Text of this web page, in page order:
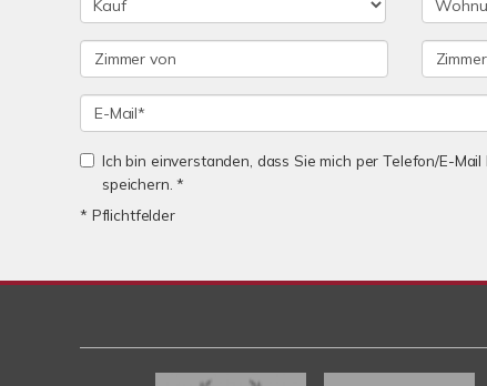
Ich bin einverstanden, dass Sie mich per Telefon/E-
speichern. *
* Pflichtfelder